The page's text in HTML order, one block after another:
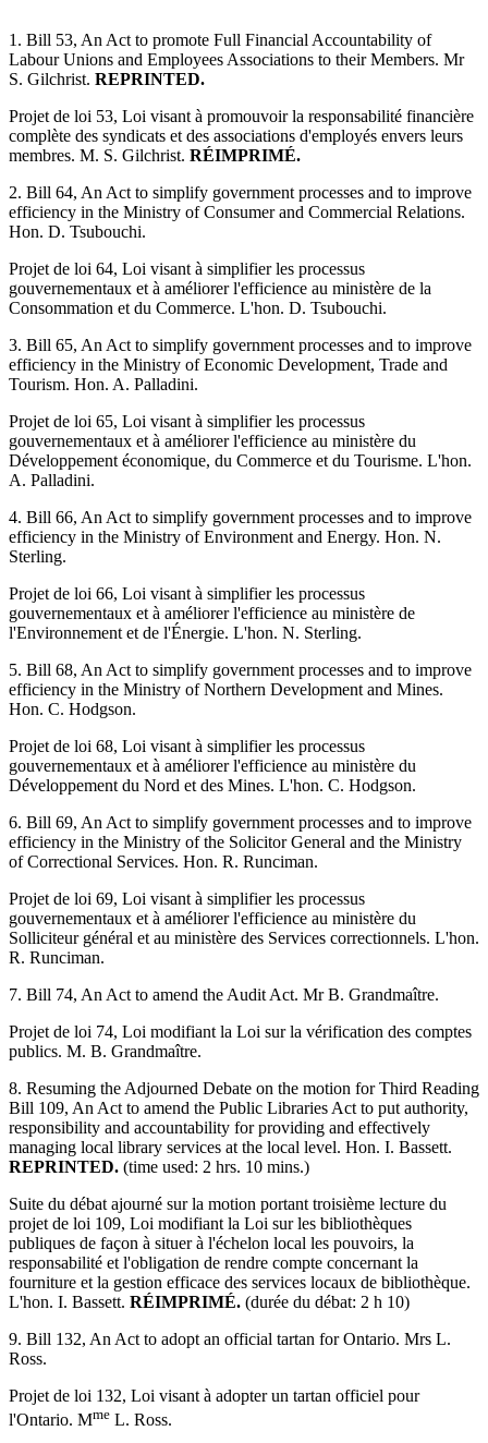
1. Bill 53, An Act to promote Full Financial Accountability of
Labour Unions and Employees Associations to their Members. Mr
S. Gilchrist. REPRINTED.
Projet de loi 53, Loi visant à promouvoir la responsabilité financière
complète des syndicats et des associations d'employés envers leurs
membres. M. S. Gilchrist. RÉIMPRIMÉ.
2. Bill 64, An Act to simplify government processes and to improve
efficiency in the Ministry of Consumer and Commercial Relations.
Hon. D. Tsubouchi.
Projet de loi 64, Loi visant à simplifier les processus
gouvernementaux et à améliorer l'efficience au ministère de la
Consommation et du Commerce. L'hon. D. Tsubouchi.
3. Bill 65, An Act to simplify government processes and to improve
efficiency in the Ministry of Economic Development, Trade and
Tourism. Hon. A. Palladini.
Projet de loi 65, Loi visant à simplifier les processus
gouvernementaux et à améliorer l'efficience au ministère du
Développement économique, du Commerce et du Tourisme. L'hon.
A. Palladini.
4. Bill 66, An Act to simplify government processes and to improve
efficiency in the Ministry of Environment and Energy. Hon. N.
Sterling.
Projet de loi 66, Loi visant à simplifier les processus
gouvernementaux et à améliorer l'efficience au ministère de
l'Environnement et de l'Énergie. L'hon. N. Sterling.
5. Bill 68, An Act to simplify government processes and to improve
efficiency in the Ministry of Northern Development and Mines.
Hon. C. Hodgson.
Projet de loi 68, Loi visant à simplifier les processus
gouvernementaux et à améliorer l'efficience au ministère du
Développement du Nord et des Mines. L'hon. C. Hodgson.
6. Bill 69, An Act to simplify government processes and to improve
efficiency in the Ministry of the Solicitor General and the Ministry
of Correctional Services. Hon. R. Runciman.
Projet de loi 69, Loi visant à simplifier les processus
gouvernementaux et à améliorer l'efficience au ministère du
Solliciteur général et au ministère des Services correctionnels. L'hon.
R. Runciman.
7. Bill 74, An Act to amend the Audit Act. Mr B. Grandmaître.
Projet de loi 74, Loi modifiant la Loi sur la vérification des comptes
publics. M. B. Grandmaître.
8. Resuming the Adjourned Debate on the motion for Third Reading
Bill 109, An Act to amend the Public Libraries Act to put authority,
responsibility and accountability for providing and effectively
managing local library services at the local level. Hon. I. Bassett.
REPRINTED. (time used: 2 hrs. 10 mins.)
Suite du débat ajourné sur la motion portant troisième lecture du
projet de loi 109, Loi modifiant la Loi sur les bibliothèques
publiques de façon à situer à l'échelon local les pouvoirs, la
responsabilité et l'obligation de rendre compte concernant la
fourniture et la gestion efficace des services locaux de bibliothèque.
L'hon. I. Bassett. RÉIMPRIMÉ. (durée du débat: 2 h 10)
9. Bill 132, An Act to adopt an official tartan for Ontario. Mrs L.
Ross.
Projet de loi 132, Loi visant à adopter un tartan officiel pour
l'Ontario. Mme L. Ross.